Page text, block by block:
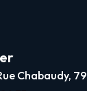
Chabaudy,